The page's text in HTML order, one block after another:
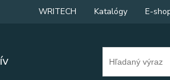
WRITECH Katalógy E-